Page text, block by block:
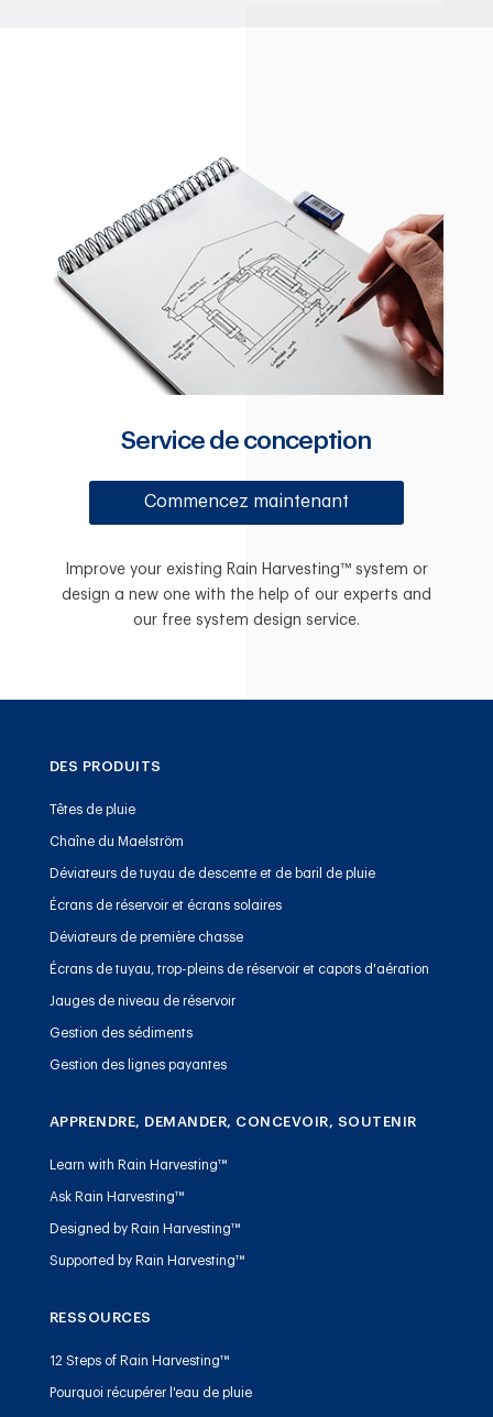
Service de conception
Commencez maintenant
Improve your existing Rain Harvesting™ system or
design a new one with the help of our experts and
our free system design service.
DES PRODUITS
Têtes de pluie
Chaîne du Maelström
Déviateurs de tuyau de descente et de baril de pluie
Écrans de réservoir et écrans solaires
Déviateurs de première chasse
Écrans de tuyau, trop-pleins de réservoir et capots d'aération
Jauges de niveau de réservoir
Gestion des sédiments
Gestion des lignes payantes
APPRENDRE, DEMANDER, CONCEVOIR, SOUTENIR
Learn with Rain Harvesting™
Ask Rain Harvesting™
Designed by Rain Harvesting™
Supported by Rain Harvesting™
RESSOURCES
12 Steps of Rain Harvesting™
Pourquoi récupérer l'eau de pluie